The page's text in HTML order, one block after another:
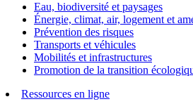
Eau, biodiversité et paysages
Énergie, climat, air, logement et
Prévention des risques
Transports et véhicules
Mobilités et infrastructures
Promotion de la transition
Ressources en ligne